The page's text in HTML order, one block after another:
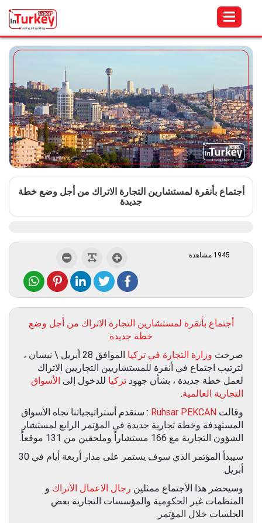
أجتماع بأنقرة لمستشارين التجارة الاتراك من أجل وضع خطة
جديدة
1945 مشاهدة
أجتماع بأنقرة لمستشارين التجارة الاتراك من أجل وضع
خطة جديدة
صرحت وزارة التجارة في تركيا
الموافق 28 أبريل \ نيسان ،
لترتيب اجتماع في أنقرة للمستشاريين التجاريين الاتراك
لعمل خطة جديدة ، بشأن جهود تركيا للدخول إلى الأسواق
التجارية العالمية.
وقالت Ruhsar PEKCAN : سنقدم أستراتيجياتنا تجاه الأسواق
المستهدفة وخطة تجارية جديدة في المؤتمر الرابع لمستشار
الشؤون التجارية مع 166 مستشاراً وملحقين من 131 موقعاً.
سيبدأ المؤتمر الذي سوف يستمر على مدار أربعة أيام في 30
أبريل.
وسيحضر هذا الأجتماع ممثلين رجال الاعمال الأتراك و
المنظمات غير الحكومية والمؤسسات التجارية بعض
الجلسات خلال المؤتمر.